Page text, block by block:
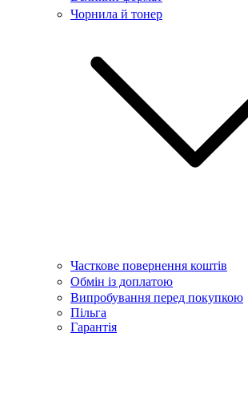
Чорнила й тонер
Часткове повернення коштів
Обмін із доплатою
Випробування перед покупкою
Пільга
Гарантія